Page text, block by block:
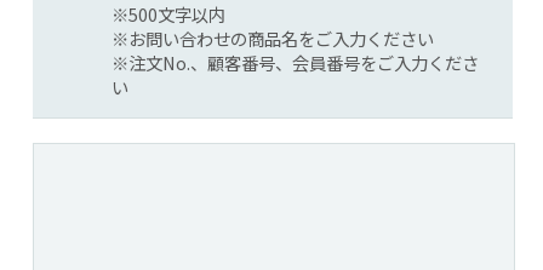
※500文字以内
※お問い合わせの商品名をご入力ください
※注文No.、顧客番号、会員番号をご入力くださ
い